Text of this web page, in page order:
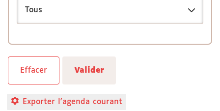
Exporter l'agenda courant